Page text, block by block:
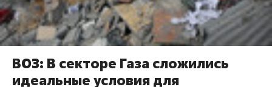
ВОЗ: В секторе Газа сложились
идеальные условия для